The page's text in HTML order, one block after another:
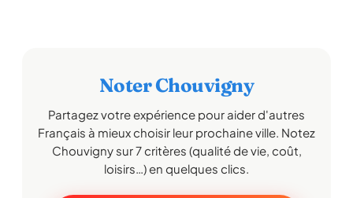
Noter Chouvigny
Partagez votre expérience pour aider d'autres
Français à mieux choisir leur prochaine ville. Notez
Chouvigny sur 7 critères (qualité de vie, coût,
loisirs…) en quelques clics.